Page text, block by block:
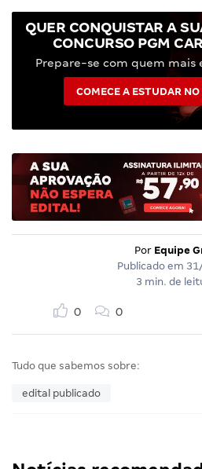
QUER CONQUISTAR A
CONCURSO PGM
Prepare-se com quem mais
COMECE A ESTUDAR
Por Equipe
Publicado em
3 min. de
0 0
Tudo que sabemos sobre:
edital publicado